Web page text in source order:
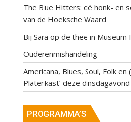
The Blue Hitters: dé honk- en
van de Hoeksche Waard
Bij Sara op de thee in Museum
Ouderenmishandeling
Americana, Blues, Soul, Folk en
Platenkast’ deze
PROGRAMMA’S